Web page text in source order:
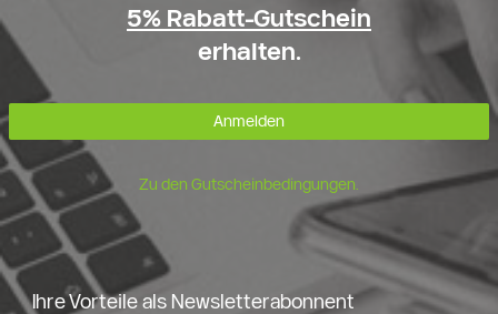
5% Rabatt-Gutschein
erhalten.
Anmelden
Zu den Gutscheinbedingungen.
Ihre Vorteile als Newsletterabonnent